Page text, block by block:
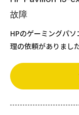
故障
HPのゲーミングパ
理の依頼がありま